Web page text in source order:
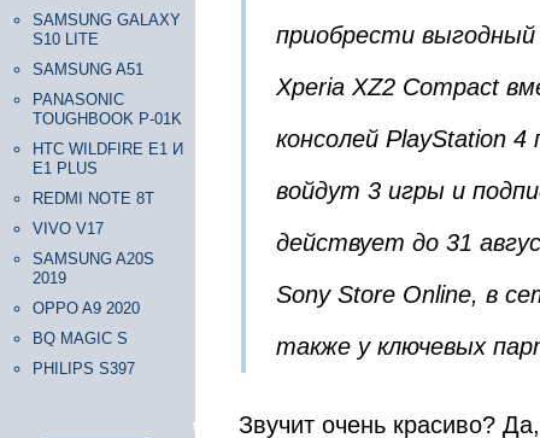
SAMSUNG GALAXY
S10 LITE
SAMSUNG A51
PANASONIC
TOUGHBOOK P-01K
HTC WILDFIRE E1 И
E1 PLUS
REDMI NOTE 8T
VIVO V17
SAMSUNG A20S
2019
OPPO A9 2020
BQ MAGIC S
PHILIPS S397
приобрести
Xperia XZ2 Compact
консолей PlayStation
войдут 3 игры и
действует до 31
Sony Store Online, в
также у ключевых
Звучит очень красиво?